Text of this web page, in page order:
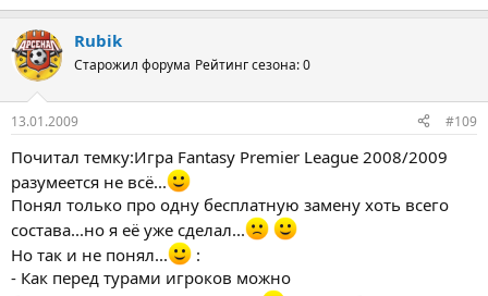
Rubik
Старожил форума Рейтинг сезона: 0
13.01.2009 #109
Почитал темку:Игра Fantasy Premier League 2008/2009
разумеется не всё...
Понял только про одну бесплатную замену хоть всего
состава...но я её уже сделал...
Но так и не понял...
:
- Как перед турами игроков можно